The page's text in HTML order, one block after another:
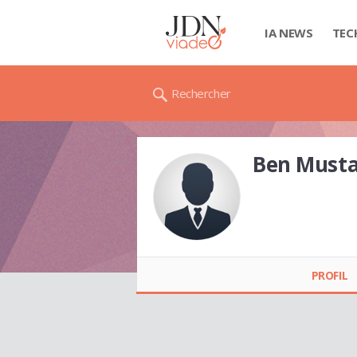
IA NEWS
Rechercher
Ben
PROFIL